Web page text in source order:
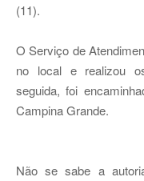
(11).
O Serviço de
no local e realizou
seguida, foi
Campina Grande.
Não se sabe a